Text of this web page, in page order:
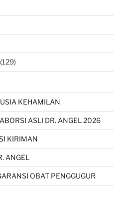
KEHAMILAN
ASLI DR. ANGEL 2026
KIRIMAN
ANGEL
OBAT PENGGUGUR